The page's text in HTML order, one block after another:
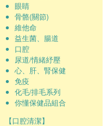
眼睛
骨骼(關節)
維他命
益生菌、腸道
口腔
尿道/情緒紓壓
心、肝、腎保健
免疫
化毛/排毛系列
你懂保健品組合
【口腔清潔】